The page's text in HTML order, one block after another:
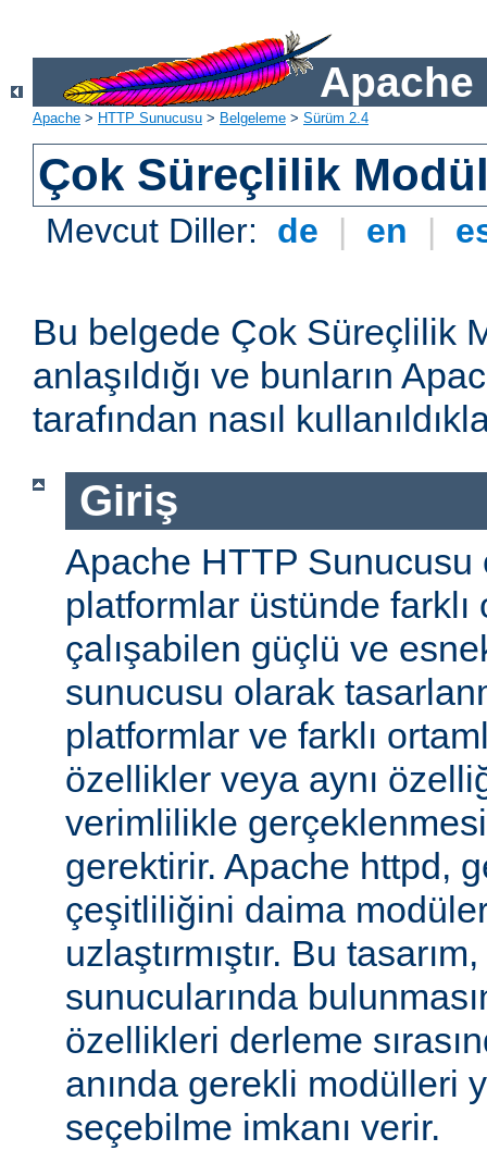
Apache
Apache > HTTP Sunucusu > Belgeleme > Sürüm 2.4
Çok Süreçlilik
Mevcut Diller: de | en |
Bu belgede Çok Süreçlilik
anlaşıldığı ve bunların
tarafından nasıl
Giriş
Apache HTTP Sunucusu
platformlar üstünde farklı
çalışabilen güçlü ve
sunucusu olarak
platformlar ve farklı
özellikler veya aynı
verimlilikle
gerektirir. Apache httpd,
çeşitliliğini daima
uzlaştırmıştır. Bu
sunucularında
özellikleri derleme
anında gerekli modülleri
seçebilme imkanı verir.